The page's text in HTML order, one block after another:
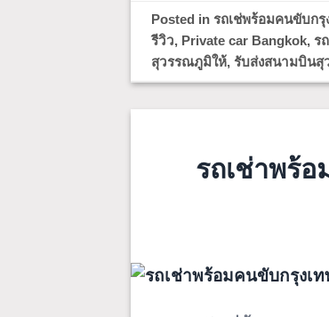
Posted in รถเช่พร้อมคนขับกรุ
รีวิว, Private car Bangkok, ร
สุวรรณภูมิให้, รับส่งสนามบิน
รถเช่าพร้